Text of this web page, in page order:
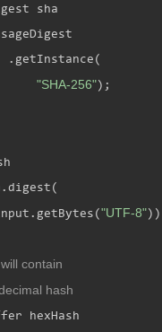
sha
.getInstance(
"SHA-256");
"UTF-8"
contain
hash
hexHash